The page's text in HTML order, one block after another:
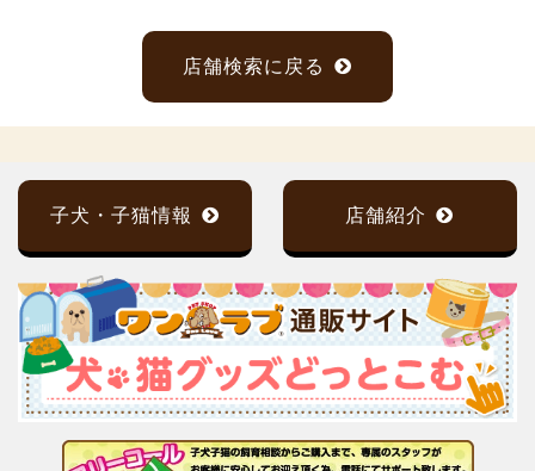
店舗検索に戻る
子犬・子猫情報 店舗紹介